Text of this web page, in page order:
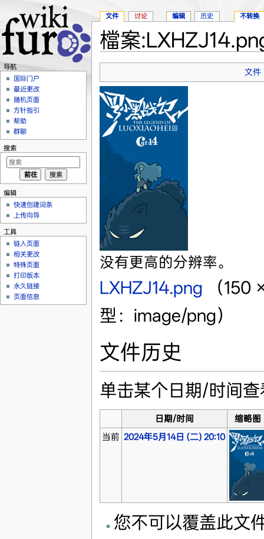
檔案
文件
没有更高的分辨率。
LXHZJ14.png
（
型：image/png）
文件历史
单击某个日期/时间
日期/时间
缩略图
当前 2024年5月14日 (二) 20:10
您不可以覆盖此文
文件 讨论 编辑 历史 不转换
导航
国际门户
最近更改
随机页面
方针指引
帮助
群聊
搜索
编辑
快速创建词条
上传向导
工具
链入页面
相关更改
特殊页面
打印版本
永久链接
页面信息